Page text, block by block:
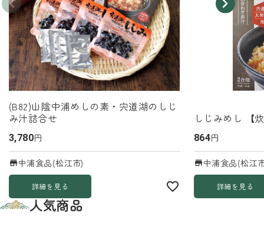
(B82)山陰中浦めしの素・宍道湖のしじ
み汁詰合せ
3,780円
中浦食品(松江市)
詳細を見る
しじみめし 【
864円
中浦食品(松江
詳細を見る
人気商品